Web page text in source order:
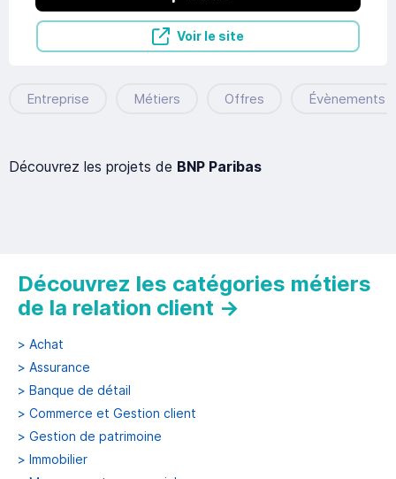
Voir le site
Entreprise Métiers Offres Évènements
Découvrez les projets de BNP Paribas
Découvrez les catégories métiers
de la relation client →
> Achat
> Assurance
> Banque de détail
> Commerce et Gestion client
> Gestion de patrimoine
> Immobilier